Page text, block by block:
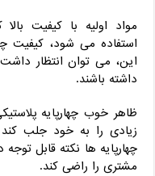
مواد اولیه با کیفیت
استفاده می شود، کیفیت
این، می توان انتظار
داشته باشند.
ظاهر خوب چهارپایه
زیادی را به خود جلب
چهارپایه ها نکته قابل
مشتری را راضی کند.